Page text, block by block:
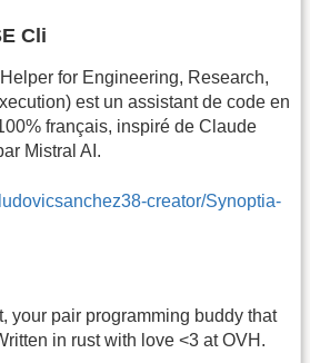
Cli
for Engineering, Research,
est un assistant de code en
français, inspiré de Claude
Mistral AI.
creator/Synoptia-
your pair programming buddy that
in rust with love <3 at OVH.